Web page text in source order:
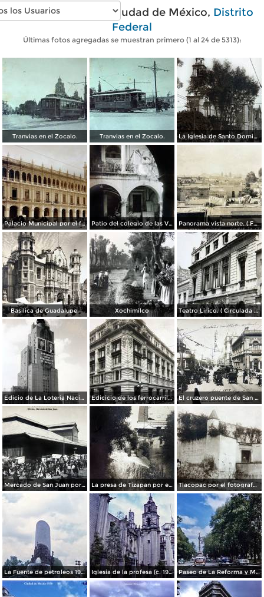
Fotos antiguas de Ciudad de México, Distrito
Federal
Últimas fotos agregadas se muestran primero (1 al 24 de 5313):
Tranvias en el Zocalo. Tranvias en el Zocalo. La Iglesia de Santo Domingo.
Palacio Municipal por el fotografo Hugo Brehme.. Patio del colegio de las Vizcainas por el fotografo Hugo Brehme. Panorama vista norte. ( Fechada el 20 de Junio de 1905 ).
Basilica de Guadalupe. Xochimilco Teatro Lirico. ( Circulada el 1 de Agosto de 1926 ).
Edicio de La Loteria Nacional Ciudad de México Abril de 1964 Edicicio de los ferrocarriles. El cruzero puente de San Francisco y Guardiola por el fotografo Felix Miret.
Mercado de San Juan por el fotografo Felix Miret La presa de Tizapan por el fotografo Fernando Kososky. ( Circulada el 22 de Diembre de 1910 ). Tlacopac por el fotografo Hugo Brehme.
La Fuente de petroleos 1950. Iglesia de la profesa (c. 1950) Paseo de La Reforma y Mto a La Independencia 1950